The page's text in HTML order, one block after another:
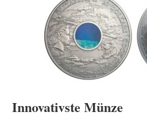
Innovativste Münze